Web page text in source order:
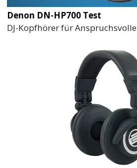
Denon DN-HP700 Test
DJ-Kopfhörer für Anspruchsvolle